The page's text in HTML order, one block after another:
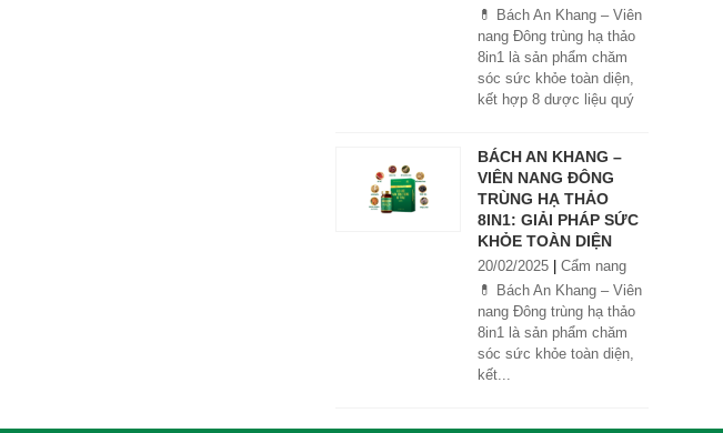
💊 Bách An Khang – Viên
nang Đông trùng hạ thảo
8in1 là sản phẩm chăm
sóc sức khỏe toàn diện,
kết hợp 8 dược liệu quý
ngủ ngon, giảm mệt mỏi.
Sản phẩm được sản xuất
tại nhà máy đạt chuẩn
GMP, sử dụng công nghệ
cao khô đậm đặc gấp 10
lần, giúp hấp thu nhanh và
hiệu quả hơn.
BÁCH AN KHANG –
VIÊN NANG ĐÔNG
TRÙNG HẠ THẢO
8IN1: GIẢI PHÁP SỨC
KHỎE TOÀN DIỆN
20/02/2025
Cẩm nang
💊 Bách An Khang – Viên
nang Đông trùng hạ thảo
8in1 là sản phẩm chăm
sóc sức khỏe toàn diện,
kết...